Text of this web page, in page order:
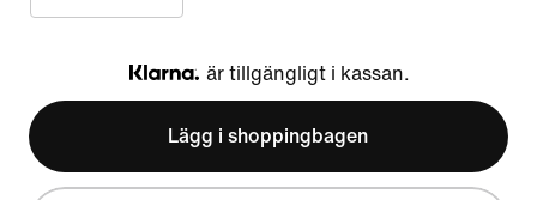
Klarna
är tillgängligt i kassan.
Lägg i shoppingbagen